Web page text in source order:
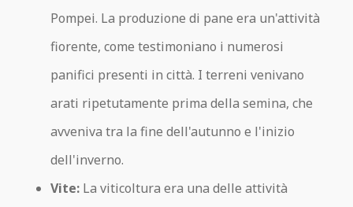
Pompei. La produzione di pane era un'attività
fiorente, come testimoniano i numerosi
panifici presenti in città. I terreni venivano
arati ripetutamente prima della semina, che
avveniva tra la fine dell'autunno e l'inizio
dell'inverno.
Vite: La viticoltura era una delle attività